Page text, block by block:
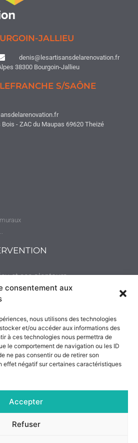
consentement aux
nous utilisons des technologies
et/ou accéder aux informations des
à ces technologies nous permettra de
le comportement de navigation ou les ID
ne pas consentir ou de retirer son
effet négatif sur certaines caractéristiques
Accepter
Refuser
JALLIEU
denis@lesartisansdelarenovation.fr
38300 Bourgoin-Jallieu
S/SAÔNE
Bois - ZAC du Maupas 69620 Theizé
et ses alentours
!